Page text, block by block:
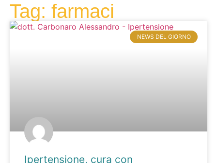
Tag: farmaci
NEWS DEL GIORNO
Ipertensione, cura con